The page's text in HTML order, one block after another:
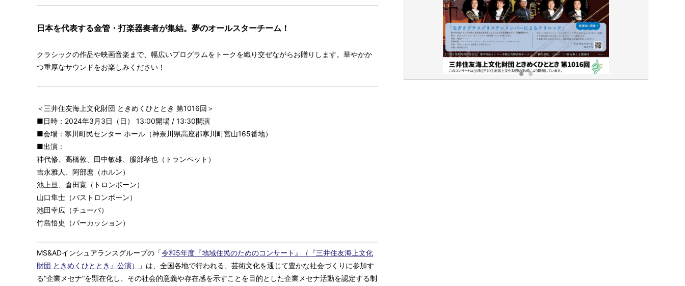
日本を代表する金管・打楽器奏者が集結。夢のオールスターチーム！
クラシックの作品や映画音楽まで、幅広いプログラムをトークを織り交ぜながらお贈りします。華やかか
つ重厚なサウンドをお楽しみください！
＜三井住友海上文化財団 ときめくひととき 第1016回＞
■日時：2024年3月3日（日） 13:00開場 / 13:30開演
■会場：寒川町民センター ホール（神奈川県高座郡寒川町宮山165番地）
■出演：
神代修、高橋敦、田中敏雄、服部孝也（トランペット）
吉永雅人、阿部麿（ホルン）
池上亘、倉田寛（トロンボーン）
山口隼士（バストロンボーン）
池田幸広（チューバ）
竹島悟史（パーカッション）
MS&ADインシュアランスグループの「令和5年度『地域住民のためのコンサート』（『三井住友海上文化
財団 ときめくひととき』公演）
」は、全国各地で行われる、芸術文化を通じて豊かな社会づくりに参加す
る“企業メセナ”を顕在化し、その社会的意義や存在感を示すことを目的とした企業メセナ活動を認定する制